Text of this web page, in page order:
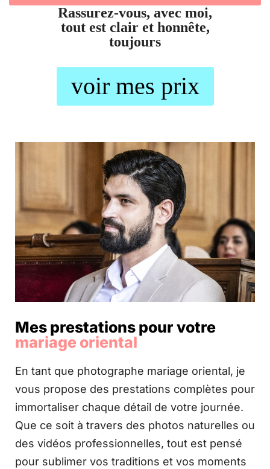
Rassurez-vous, avec moi,
tout est clair et honnête,
toujours
voir mes prix
Mes prestations pour votre
mariage oriental
En tant que photographe mariage oriental, je
vous propose des prestations complètes pour
immortaliser chaque détail de votre journée.
Que ce soit à travers des photos naturelles ou
des vidéos professionnelles, tout est pensé
pour sublimer vos traditions et vos moments